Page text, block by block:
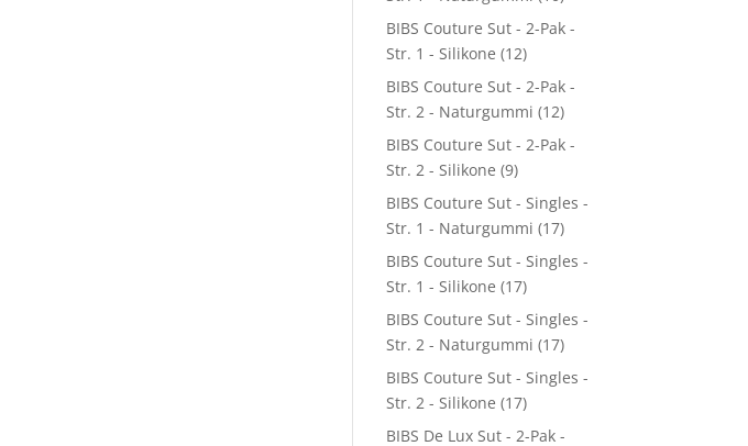
BIBS Couture Sut - 2-Pak -
Str. 1 - Silikone (12)
BIBS Couture Sut - 2-Pak -
Str. 2 - Naturgummi (12)
BIBS Couture Sut - 2-Pak -
Str. 2 - Silikone (9)
BIBS Couture Sut - Singles -
Str. 1 - Naturgummi (17)
BIBS Couture Sut - Singles -
Str. 1 - Silikone (17)
BIBS Couture Sut - Singles -
Str. 2 - Naturgummi (17)
BIBS Couture Sut - Singles -
Str. 2 - Silikone (17)
BIBS De Lux Sut - 2-Pak -